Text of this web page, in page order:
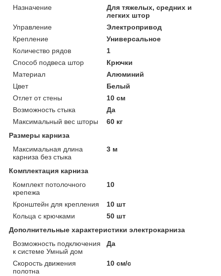
Назначение
Для тяжелых, средних и
легких штор
Управление
Электропривод
Крепление
Универсальное
Количество рядов
1
Способ подвеса штор
Крючки
Материал
Алюминий
Цвет
Белый
Отлет от стены
10 см
Возможность стыка
Да
Максимальный вес шторы
60 кг
Размеры карниза
Максимальная длина
карниза без стыка
3 м
Комплектация карниза
Комплект потолочного
крепежа
10
Кронштейн для крепления
10 шт
Кольца с крючками
50 шт
Дополнительные характеристики электрокарниза
Возможность подключения
к системе Умный дом
Да
Скорость движения
полотна
10 см/с